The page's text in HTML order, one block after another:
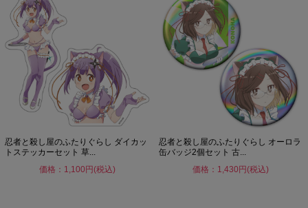
忍者と殺し屋のふたりぐらし ダイカッ
トステッカーセット 草...
価格：1,100円(税込)
忍者と殺し屋のふたりぐらし オーロラ
缶バッジ2個セット 古...
価格：1,430円(税込)